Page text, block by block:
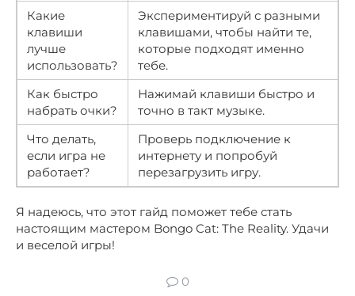
Какие
клавиши
лучше
использовать?
Экспериментируй с разными
клавишами, чтобы найти те,
которые подходят именно
тебе.
Как быстро
набрать очки?
Нажимай клавиши быстро и
точно в такт музыке.
Что делать,
если игра не
работает?
Проверь подключение к
интернету и попробуй
перезагрузить игру.
Я надеюсь, что этот гайд поможет тебе стать
настоящим мастером Bongo Cat: The Reality. Удачи
и веселой игры!
0